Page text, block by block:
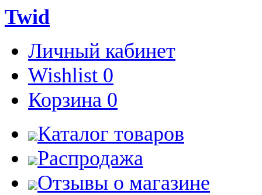
Twid
Личный кабинет
Wishlist 0
Корзина 0
Каталог товаров
Распродажа
Отзывы о магазине